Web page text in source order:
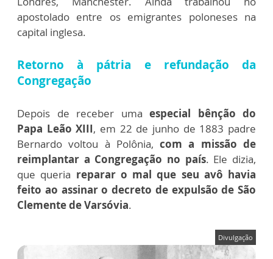
apostolado entre os emigrantes poloneses na
capital inglesa.
Retorno à pátria e refundação da
Congregação
Depois de receber uma especial bênção do
Papa Leão XIII, em 22 de junho de 1883 padre
Bernardo voltou à Polônia,com a missão de
reimplantar a Congregação no país. Ele dizia,
que queria reparar o mal que seu avô havia
feito ao assinar o decreto de expulsão de São
Clemente de Varsóvia.
Divulgação